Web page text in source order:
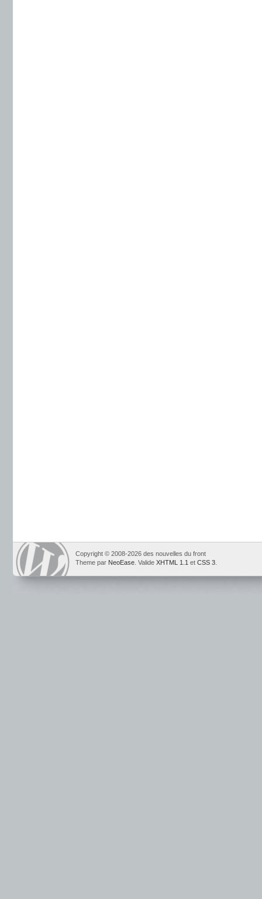
Copyright © 2008-2026 des nouvelles du front
Theme par NeoEase . Valide XHTML 1.1 et CSS 3